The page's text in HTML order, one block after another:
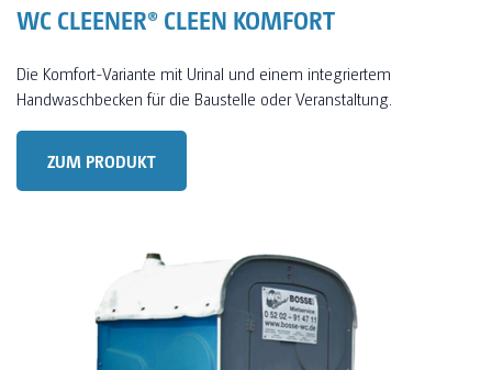
WC CLEENER® CLEEN KOMFORT
Die Komfort-Variante mit Urinal und einem integriertem
Handwaschbecken für die Baustelle oder Veranstaltung.
ZUM PRODUKT